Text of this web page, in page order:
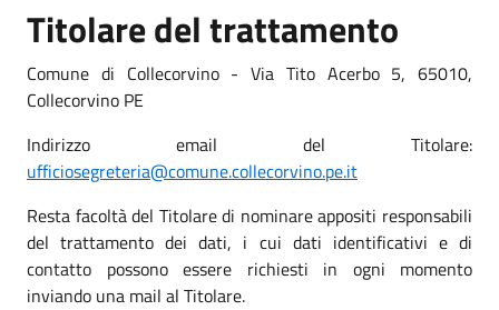
Titolare del trattamento
Comune di Collecorvino - Via Tito Acerbo 5, 65010,
Collecorvino PE
Indirizzo email del Titolare:
ufficiosegreteria@comune.collecorvino.pe.it
Resta facoltà del Titolare di nominare appositi responsabili
del trattamento dei dati, i cui dati identificativi e di
contatto possono essere richiesti in ogni momento
inviando una mail al Titolare.